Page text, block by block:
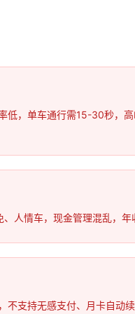
低，单车通行需15-30秒，
、人情车，现金管理混乱，
不支持无感支付、月卡自动